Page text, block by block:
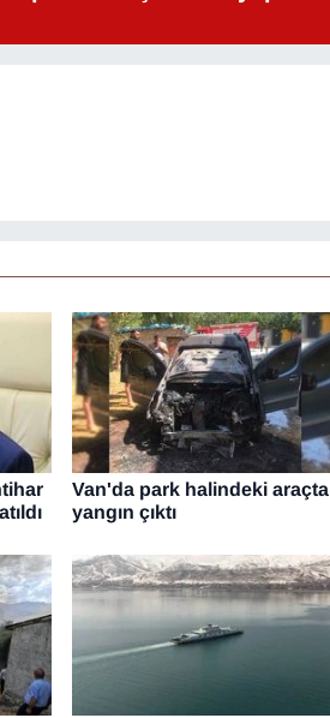
Van'da park halindeki araçta
yangın çıktı